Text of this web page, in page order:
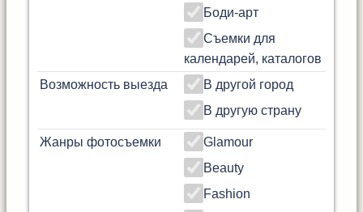
Боди-арт
Съемки для
календарей, каталогов
Возможность выезда
В другой город
В другую страну
Жанры фотосъемки
Glamour
Beauty
Fashion